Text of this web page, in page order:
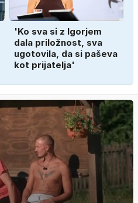
'Ko sva si z Igorjem
dala priložnost, sva
ugotovila, da si paševa
kot prijatelja'